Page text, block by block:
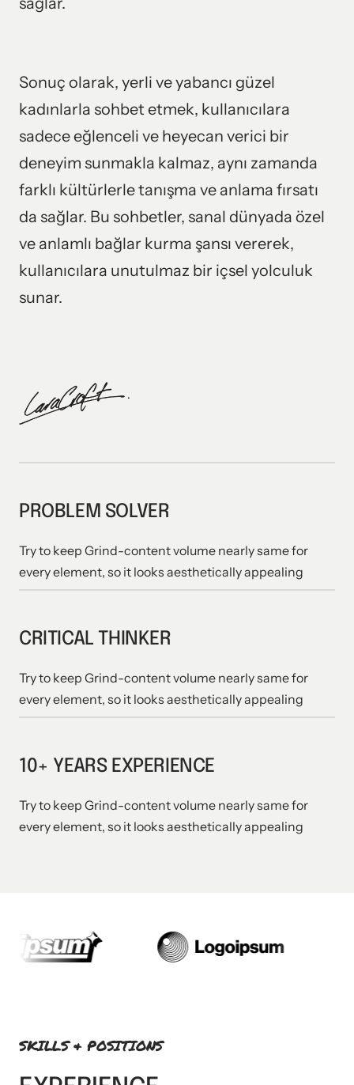
Sonuç olarak, yerli ve yabancı güzel
kadınlarla sohbet etmek, kullanıcılara
sadece eğlenceli ve heyecan verici bir
deneyim sunmakla kalmaz, aynı zamanda
farklı kültürlerle tanışma ve anlama fırsatı
da sağlar. Bu sohbetler, sanal dünyada özel
ve anlamlı bağlar kurma şansı vererek,
kullanıcılara unutulmaz bir içsel yolculuk
sunar.
PROBLEM SOLVER
Try to keep Grind-content volume nearly same for
every element, so it looks aesthetically appealing
CRITICAL THINKER
Try to keep Grind-content volume nearly same for
every element, so it looks aesthetically appealing
10+ YEARS EXPERIENCE
Try to keep Grind-content volume nearly same for
every element, so it looks aesthetically appealing
SKILLS & POSITIONS